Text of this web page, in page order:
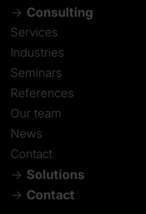
Consulting
Services
Industries
Seminars
References
Our team
News
Contact
Solutions
Contact